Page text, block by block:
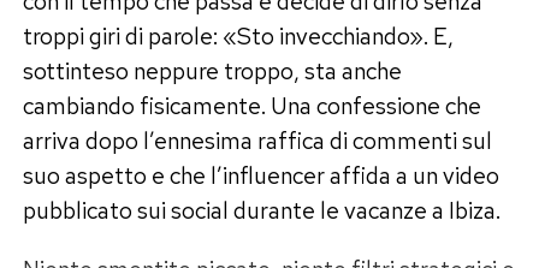
Nel corso della sua carriera Rossella Brescia ha
saputo reinventarsi più volte, passando dalla
danza alla conduzione televisiva e radiofonica.
Ora arriva una nuova opportunità professionale
che la vedrà cimentarsi davanti alla macchina da
presa in una produzione di prima serata.
troppi giri di parole: «Sto invecchiando». E,
sottinteso neppure troppo, sta anche
cambiando fisicamente. Una confessione che
arriva dopo l’ennesima raffica di commenti sul
suo aspetto e che l’influencer affida a un video
pubblicato sui social durante le vacanze a Ibiza.